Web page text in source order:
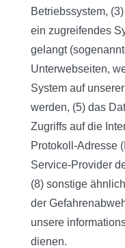
Betriebssystem,
ein zugreifendes
gelangt
Unterwebseiten,
System auf
werden, (5) das
Zugriffs auf die
Protokoll-Adresse
Service-Provider
(8) sonstige
der
unsere
dienen.